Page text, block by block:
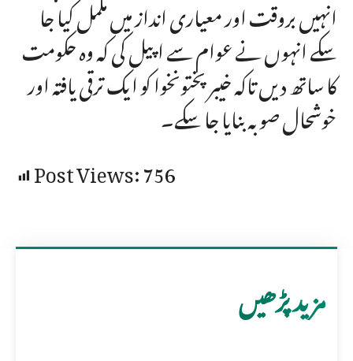
انہیں بروقت اور معیاری انداز میں مکمل کیا جا
سکے انہوں نے عوام سے اپیل کی کہ وہ حکومت
کا ساتھ دیں تاکہ خیبر پختونخوا کو ایک ترقی یافتہ اور
خوشحال صوبہ بنایا جا سکے۔
Post Views:756
مزید پڑھیں